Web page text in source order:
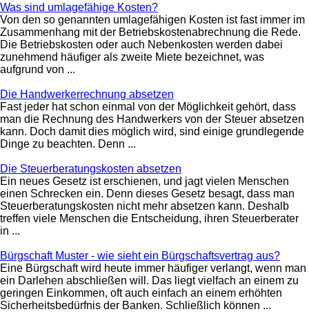
Was sind umlagefähige Kosten?
Von den so genannten umlagefähigen Kosten ist fast immer im
Zusammenhang mit der Betriebskostenabrechnung die Rede.
Die Betriebskosten oder auch Nebenkosten werden dabei
zunehmend häufiger als zweite Miete bezeichnet, was
aufgrund von ...
Die Handwerkerrechnung absetzen
Fast jeder hat schon einmal von der Möglichkeit gehört, dass
man die Rechnung des Handwerkers von der Steuer absetzen
kann. Doch damit dies möglich wird, sind einige grundlegende
Dinge zu beachten. Denn ...
Die Steuerberatungskosten absetzen
Ein neues Gesetz ist erschienen, und jagt vielen Menschen
einen Schrecken ein. Denn dieses Gesetz besagt, dass man
Steuerberatungskosten nicht mehr absetzen kann. Deshalb
treffen viele Menschen die Entscheidung, ihren Steuerberater
in ...
Bürgschaft Muster - wie sieht ein Bürgschaftsvertrag aus?
Eine Bürgschaft wird heute immer häufiger verlangt, wenn man
ein Darlehen abschließen will. Das liegt vielfach an einem zu
geringen Einkommen, oft auch einfach an einem erhöhten
Sicherheitsbedürfnis der Banken. Schließlich können ...